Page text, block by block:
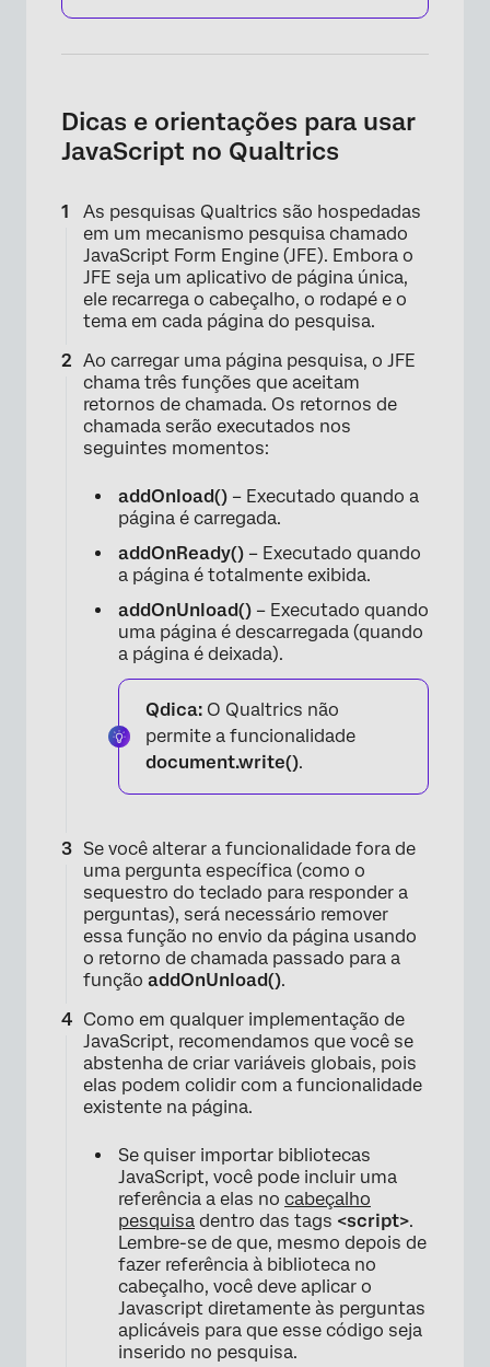
×
Dicas e orientações para usar
JavaScript no Qualtrics
As pesquisas Qualtrics são hospedadas
em um mecanismo pesquisa chamado
JavaScript Form Engine (JFE). Embora o
JFE seja um aplicativo de página única,
ele recarrega o cabeçalho, o rodapé e o
tema em cada página do pesquisa.
Ao carregar uma página pesquisa, o JFE
chama três funções que aceitam
retornos de chamada. Os retornos de
chamada serão executados nos
seguintes momentos:
addOnload() – Executado quando a
página é carregada.
addOnReady() – Executado quando
a página é totalmente exibida.
addOnUnload() – Executado quando
uma página é descarregada (quando
a página é deixada).
Qdica: O Qualtrics não
permite a funcionalidade
document.write().
Se você alterar a funcionalidade fora de
uma pergunta específica (como o
sequestro do teclado para responder a
perguntas), será necessário remover
essa função no envio da página usando
o retorno de chamada passado para a
função addOnUnload().
Como em qualquer implementação de
JavaScript, recomendamos que você se
abstenha de criar variáveis globais, pois
elas podem colidir com a funcionalidade
existente na página.
Se quiser importar bibliotecas
JavaScript, você pode incluir uma
referência a elas no cabeçalho
pesquisa dentro das tags <script>.
Lembre-se de que, mesmo depois de
fazer referência à biblioteca no
cabeçalho, você deve aplicar o
Javascript diretamente às perguntas
aplicáveis para que esse código seja
inserido no pesquisa.